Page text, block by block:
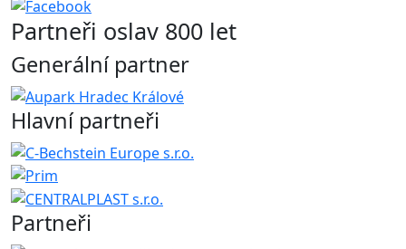
Partneři oslav 800 let
Generální partner
Hlavní partneři
Partneři